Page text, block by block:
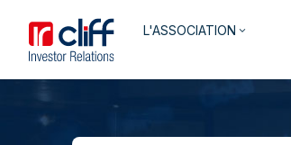
contenu
principal
Aller directement au contenu
Navigation
L'ASSOCIATION keyboard_arrow_down